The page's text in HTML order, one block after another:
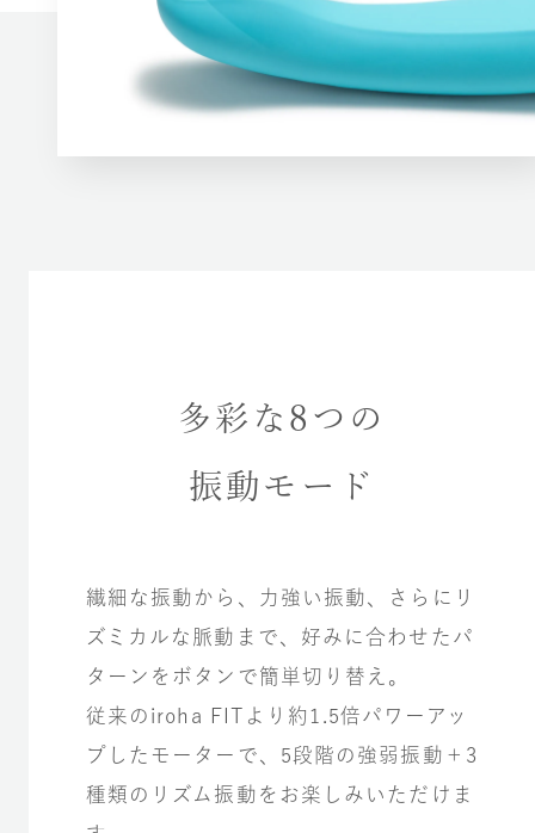
多彩な8つの
振動モード
繊細な振動から、力強い振動、さらにリ
ズミカルな脈動まで、好みに合わせたパ
ターンをボタンで簡単切り替え。
従来のiroha FITより約1.5倍パワーアッ
プしたモーターで、5段階の強弱振動＋3
種類のリズム振動をお楽しみいただけま